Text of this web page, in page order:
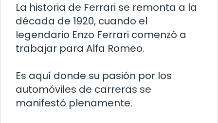
La historia de Ferrari se remonta a la
década de 1920, cuando el
legendario Enzo Ferrari comenzó a
trabajar para Alfa Romeo.
Es aquí donde su pasión por los
automóviles de carreras se
manifestó plenamente.